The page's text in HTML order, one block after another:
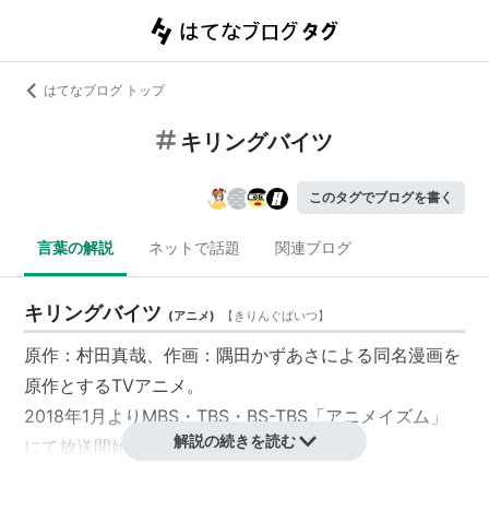
はてなブログ トップ
キリングバイツ
このタグでブログを書く
言葉の解説 ネットで話題 関連ブログ
キリングバイツ (アニメ) 【きりんぐばいつ】
原作：村田真哉、作画：隅田かずあさによる同名漫画を
原作とするTVアニメ。
2018年1月よりMBS・TBS・BS-TBS「アニメイズム」
にて放送開始。
解説の続きを読む